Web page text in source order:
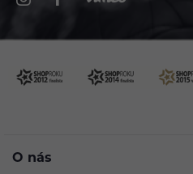
O nás